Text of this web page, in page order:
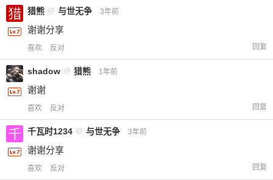
猎熊 @ 与世无争 3年前
谢谢分享
喜欢 反对 回复
shadow @ 猎熊 1年前
谢谢
喜欢 反对 回复
千瓦时1234 @ 与世无争 3年前
谢谢分享
喜欢 反对 回复